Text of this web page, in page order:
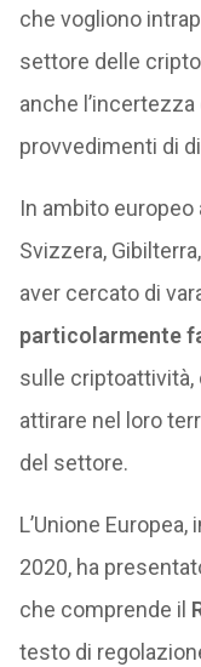
che vogliono
settore delle
anche
provvedimenti di
In ambito europeo
Svizzera,
aver cercato di
particolarmente
sulle criptoattività,
attirare nel loro
del settore.
L’Unione
2020, ha
che comprende il
testo di